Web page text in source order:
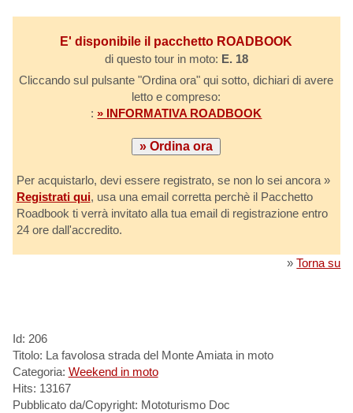
E' disponibile il pacchetto ROADBOOK
di questo tour in moto: E. 18
Cliccando sul pulsante "Ordina ora" qui sotto, dichiari di avere
letto e compreso:
:» INFORMATIVA ROADBOOK
Per acquistarlo, devi essere registrato, se non lo sei ancora »
Registrati qui, usa una email corretta perchè il Pacchetto
Roadbook ti verrà invitato alla tua email di registrazione entro
24 ore dall'accredito.
»Torna su
Id: 206
Titolo: La favolosa strada del Monte Amiata in moto
Categoria: Weekend in moto
Hits: 13167
Pubblicato da/Copyright: Mototurismo Doc